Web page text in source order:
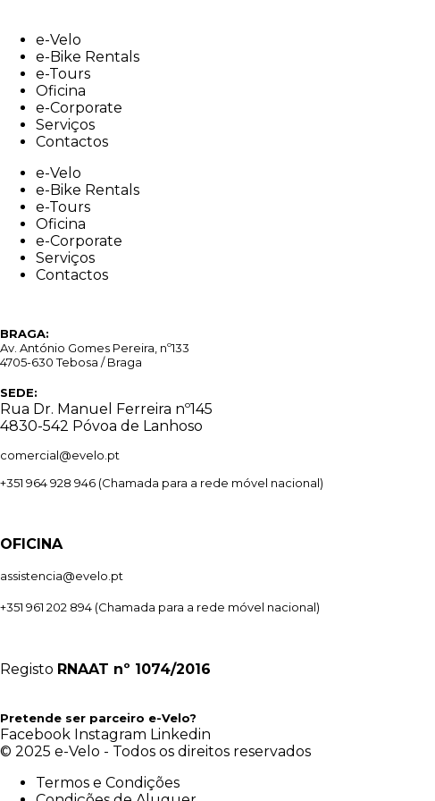
contente-Velo
e-Bike Rentals
e-Tours
Oficina
e-Corporate
Serviços
Contactos
e-Velo
e-Bike Rentals
e-Tours
Oficina
e-Corporate
Serviços
Contactos
BRAGA:
Av. António Gomes Pereira, nº133
4705-630 Tebosa / Braga
SEDE:
Rua Dr. Manuel Ferreira nº145
4830-542 Póvoa de Lanhoso
comercial@evelo.pt
+351 964 928 946 (Chamada para a rede móvel nacional)
OFICINA
assistencia@evelo.pt
+351 961 202 894 (Chamada para a rede móvel nacional)
Registo RNAAT nº 1074/2016
Pretende ser parceiro e-Velo?
Facebook Instagram Linkedin
© 2025 e-Velo - Todos os direitos reservados
Termos e Condições